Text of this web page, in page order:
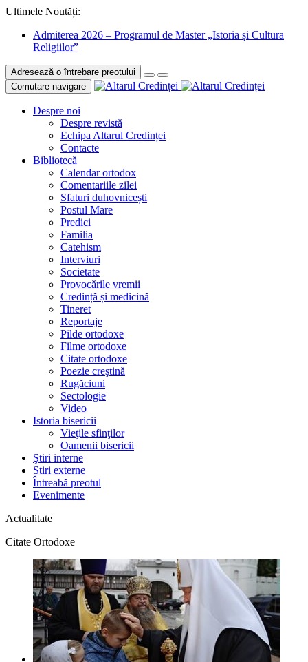
Ultimele Noutăți:
Admiterea 2026 – Programul de Master „Istoria și Cultura
Religiilor”
Adresează o întrebare preotului
Comutare navigare
Despre noi
Despre revistă
Echipa Altarul Credinței
Contacte
Bibliotecă
Calendar ortodox
Comentariile zilei
Sfaturi duhovnicești
Postul Mare
Predici
Familia
Catehism
Interviuri
Societate
Provocările vremii
Credință și medicină
Tineret
Reportaje
Pilde ortodoxe
Filme ortodoxe
Citate ortodoxe
Poezie creştină
Rugăciuni
Sectologie
Video
Istoria bisericii
Vieţile sfinţilor
Oamenii bisericii
Ştiri interne
Știri externe
Întreabă preotul
Evenimente
Actualitate
Citate Ortodoxe